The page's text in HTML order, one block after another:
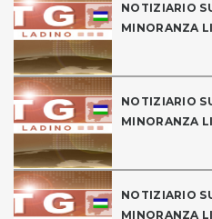
NOTIZIARIO
MINORANZA
NOTIZIARIO
MINORANZA
NOTIZIARIO
MINORANZA